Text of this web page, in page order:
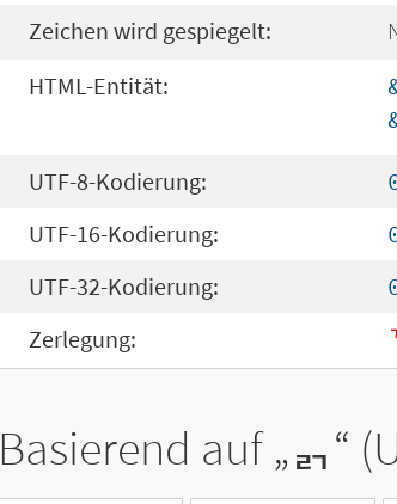
Zeichen wird gespiegelt:
HTML-Entität:
UTF-8-Kodierung:
UTF-16-Kodierung:
UTF-32-Kodierung:
Zerlegung:
Basierend auf „ᆰ“